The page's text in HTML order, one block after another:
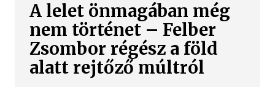
A lelet önmagában még
nem történet – Felber
Zsombor régész a föld
alatt rejtőző múltról